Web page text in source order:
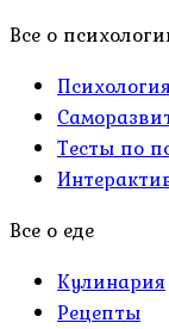
Все о
Тесты по
Все о еде
Кулинария
Рецепты